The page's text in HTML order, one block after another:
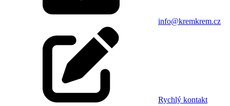
info@kremkrem.cz
Rychlý kontakt